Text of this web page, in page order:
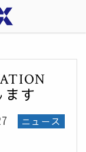
ます
ニュース